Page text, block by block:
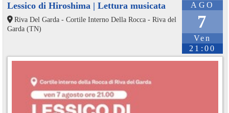
AGO
7
Ven
21:00
Lessico di Hiroshima | Lettura musicata
Riva Del Garda - Cortile Interno Della Rocca - Riva del
Garda (TN)